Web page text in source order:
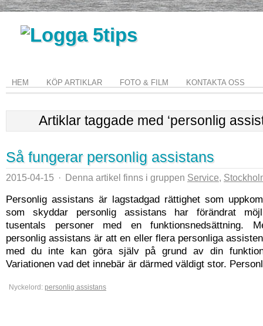
HEM KÖP ARTIKLAR FOTO & FILM KONTAKTA OSS
Artiklar taggade med ‘personlig
Så fungerar personlig assistans
2015-04-15 · Denna artikel finns i gruppen Service,
Personlig assistans är lagstadgad rättighet som
som skyddar personlig assistans har förändrat
tusentals personer med en funktionsnedsättning.
personlig assistans är att en eller flera personliga
med du inte kan göra själv på grund av din
Variationen vad det innebär är därmed väldigt stor.
Nyckelord: personlig assistans